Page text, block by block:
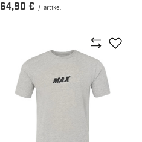
64,90 € / artikel